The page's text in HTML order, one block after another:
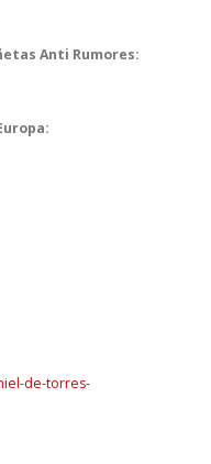
Anti Rumores:
de-torres-